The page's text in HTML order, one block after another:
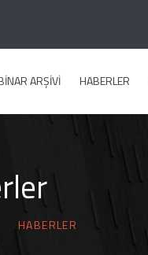
ARŞIVI HABERLER
HABERLER